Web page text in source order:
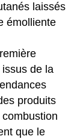
laissés
émolliente
de la
produits
que le